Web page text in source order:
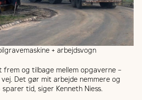
+ arbejdsvogn
frem og tilbage mellem opgaverne –
Det gør mit arbejde nemmere og
tid, siger Kenneth Niess.